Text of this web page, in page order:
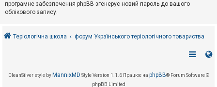
програмне забезпечення phpBB згенерує новий пароль до вашого
облікового запису.
Теріологічна школа форум Українського теріологічного товариства
CleanSilver style by MannixMD Style Version 1.1.6 Працює на phpBB® Forum Software ©
phpBB Limited